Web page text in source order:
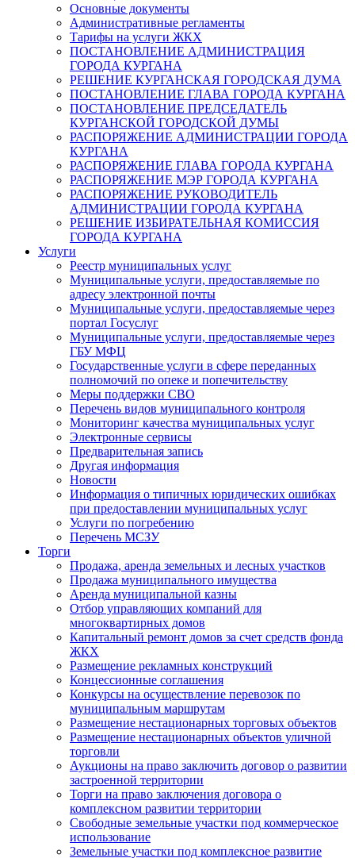
Основные документы
Административные регламенты
Тарифы на услуги ЖКХ
ПОСТАНОВЛЕНИЕ АДМИНИСТРАЦИЯ
ГОРОДА КУРГАНА
РЕШЕНИЕ КУРГАНСКАЯ ГОРОДСКАЯ ДУМА
ПОСТАНОВЛЕНИЕ ГЛАВА ГОРОДА КУРГАНА
ПОСТАНОВЛЕНИЕ ПРЕДСЕДАТЕЛЬ
КУРГАНСКОЙ ГОРОДСКОЙ ДУМЫ
РАСПОРЯЖЕНИЕ АДМИНИСТРАЦИИ ГОРОДА
КУРГАНА
РАСПОРЯЖЕНИЕ ГЛАВА ГОРОДА КУРГАНА
РАСПОРЯЖЕНИЕ МЭР ГОРОДА КУРГАНА
РАСПОРЯЖЕНИЕ РУКОВОДИТЕЛЬ
АДМИНИСТРАЦИИ ГОРОДА КУРГАНА
РЕШЕНИЕ ИЗБИРАТЕЛЬНАЯ КОМИССИЯ
ГОРОДА КУРГАНА
Услуги
Реестр муниципальных услуг
Муниципальные услуги, предоставляемые по
адресу электронной почты
Муниципальные услуги, предоставляемые через
портал Госуслуг
Муниципальные услуги, предоставляемые через
ГБУ МФЦ
Государственные услуги в сфере переданных
полномочий по опеке и попечительству
Меры поддержки СВО
Перечень видов муниципального контроля
Мониторинг качества муниципальных услуг
Электронные сервисы
Предварительная запись
Другая информация
Новости
Информация о типичных юридических ошибках
при предоставлении муниципальных услуг
Услуги по погребению
Перечень МСЗУ
Торги
Продажа, аренда земельных и лесных участков
Продажа муниципального имущества
Аренда муниципальной казны
Отбор управляющих компаний для
многоквартирных домов
Капитальный ремонт домов за счет средств фонда
ЖКХ
Размещение рекламных конструкций
Концессионные соглашения
Конкурсы на осуществление перевозок по
муниципальным маршрутам
Размещение нестационарных торговых объектов
Размещение нестационарных объектов уличной
торговли
Аукционы на право заключить договор о развитии
застроенной территории
Торги на право заключения договора о
комплексном развитии территории
Свободные земельные участки под коммерческое
использование
Земельные участки под комплексное развитие